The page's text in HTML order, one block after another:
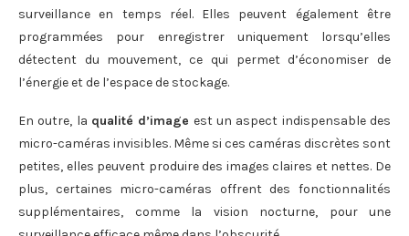
surveillance en temps réel. Elles peuvent également être
programmées pour enregistrer uniquement lorsqu’elles
détectent du mouvement, ce qui permet d’économiser de
l’énergie et de l’espace de stockage.
En outre, la qualité d’image est un aspect indispensable des
micro-caméras invisibles. Même si ces caméras discrètes sont
petites, elles peuvent produire des images claires et nettes. De
plus, certaines micro-caméras offrent des fonctionnalités
supplémentaires, comme la vision nocturne, pour une